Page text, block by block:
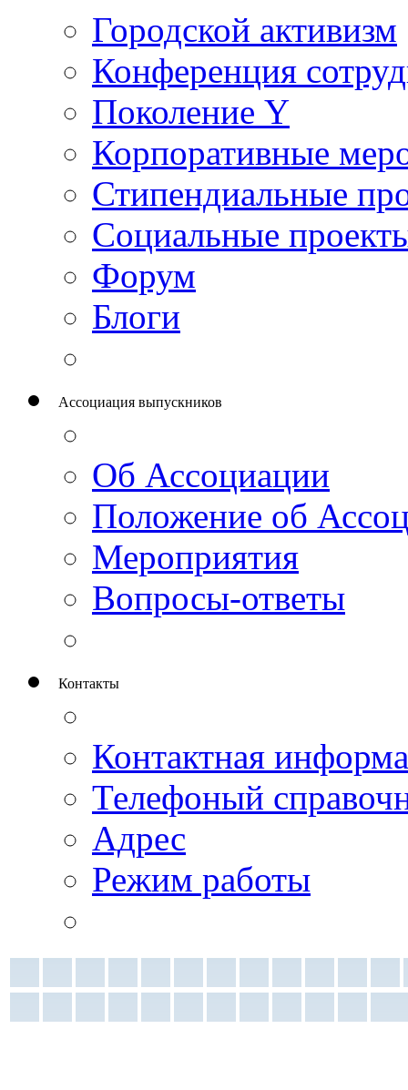
Городской активизм
Конференция
Поколение Y
Корпоративные
Стипендиальные
Социальные
Форум
Блоги
Ассоциация выпускников
Об Ассоциации
Положение об
Мероприятия
Вопросы-ответы
Контакты
Контактная
Телефоный
Адрес
Режим работы